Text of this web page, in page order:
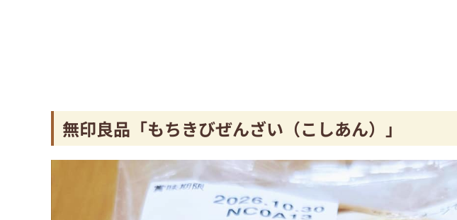
無印良品「もちきびぜんざい（こしあん）」